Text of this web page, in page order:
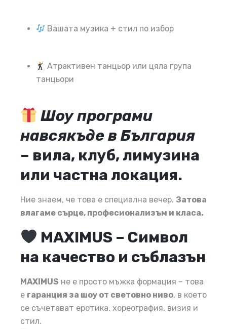
Вашата музика + стил по избор
Атрактивен танцьор или цяла група
танцьори
Шоу програми
навсякъде в България
– вила, клуб, лимузина
или частна локация.
Ние знаем, че това е специална вечер. Затова
влагаме сърце, професионализъм и класа.
MAXIMUS – Символ
на качество и съблазън
MAXIMUS не е просто мъжка формация – това
е гаранция за шоу от световно ниво, в което
се съчетават еротика, хореография, визия и
стил.